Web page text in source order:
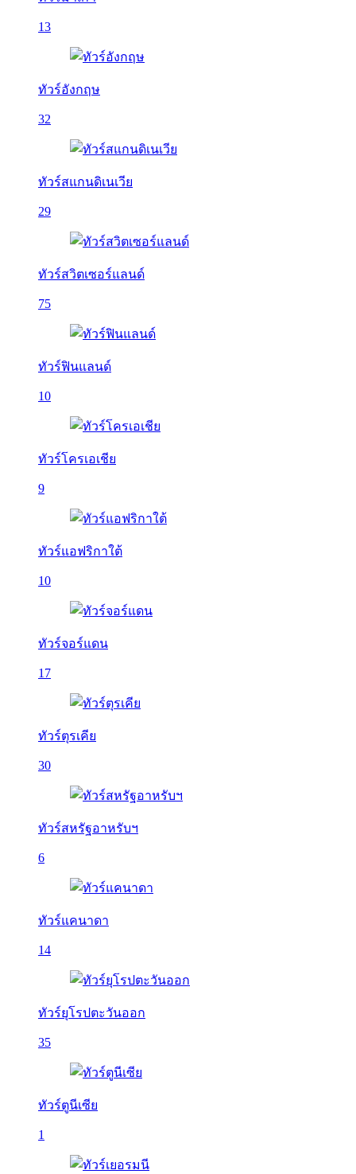
13
ทัวร์อังกฤษ
32
ทัวร์สแกนดิเนเวีย
29
ทัวร์สวิตเซอร์แลนด์
75
ทัวร์ฟินแลนด์
10
ทัวร์โครเอเชีย
9
ทัวร์แอฟริกาใต้
10
ทัวร์จอร์แดน
17
ทัวร์ตุรเคีย
30
ทัวร์สหรัฐอาหรับฯ
6
ทัวร์แคนาดา
14
ทัวร์ยุโรปตะวันออก
35
ทัวร์ตูนีเซีย
1